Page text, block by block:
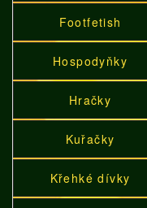
Footfetish
Hospodyňky
Hračky
Kuřačky
Křehké dívky